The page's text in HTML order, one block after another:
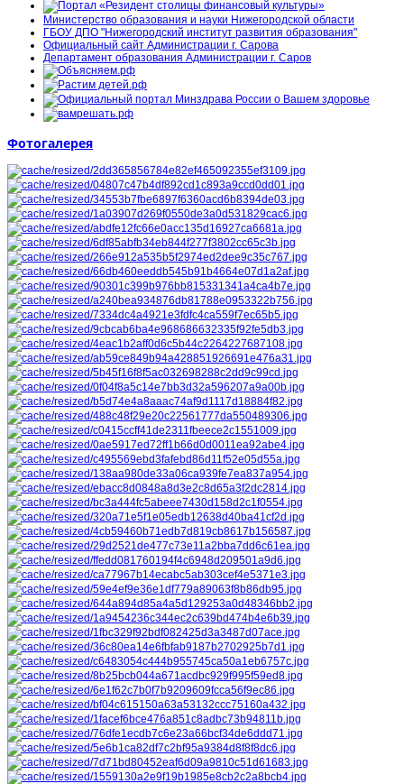
Министерство образования и науки Нижегородской области
ГБОУ ДПО "Нижегородский институт развития образования"
Официальный сайт Администрации г. Сарова
Департамент образования Администрации г. Саров
Фотогалерея